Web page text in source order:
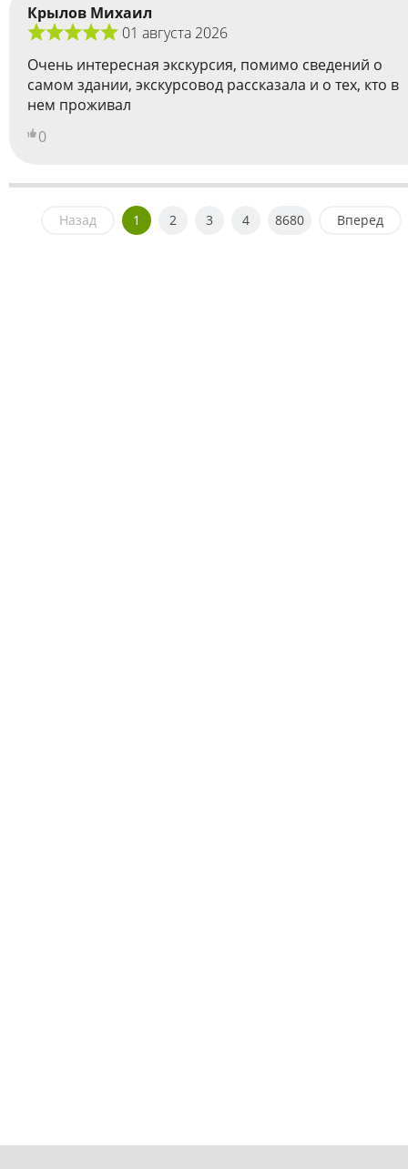
Крылов Михаил
01 августа 2026
Очень интересная экскурсия, помимо сведений о
самом здании, экскурсовод рассказала и о тех, кто в
нем проживал
0
Назад 1 2 3 4 8680 Вперед